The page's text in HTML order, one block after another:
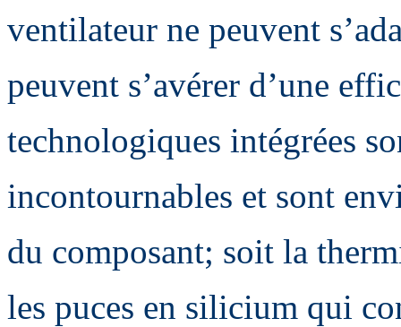
ventilateur ne peuvent
peuvent s’avérer d’une
technologiques intégrées
incontournables et sont
du composant; soit la
les puces en silicium qui